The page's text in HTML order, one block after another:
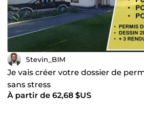
Stevin_BIM
Je vais créer votre dossier de
sans stress
À partir de 62,68 $US